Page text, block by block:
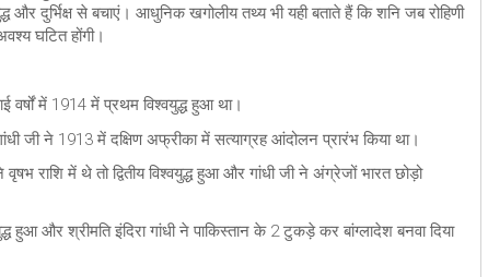
और दुर्भिक्ष से बचाएं। आधुनिक खगोलीय तथ्य भी यही बताते हैं कि शनि जब रोहिणी
घटित होंगी।
वर्षों में 1914 में प्रथम विश्वयुद्ध हुआ था।
जी ने 1913 में दक्षिण अफ्रीका में सत्याग्रह आंदोलन प्रारंभ किया था।
राशि में थे तो द्वितीय विश्वयुद्ध हुआ और गांधी जी ने अंग्रेजों भारत छोड़ो
हुआ और श्रीमति इंदिरा गांधी ने पाकिस्तान के 2 टुकड़े कर बांग्लादेश बनवा दिया